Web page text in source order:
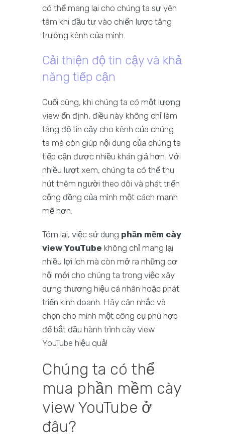
có thể mang lại cho chúng ta sự yên
tâm khi đầu tư vào chiến lược tăng
trưởng kênh của mình.
Cải thiện độ tin cậy và khả
năng tiếp cận
Cuối cùng, khi chúng ta có một lượng
view ổn định, điều này không chỉ làm
tăng độ tin cậy cho kênh của chúng
ta mà còn giúp nội dung của chúng ta
tiếp cận được nhiều khán giả hơn. Với
nhiều lượt xem, chúng ta có thể thu
hút thêm người theo dõi và phát triển
cộng đồng của mình một cách mạnh
mẽ hơn.
Tóm lại, việc sử dụng phần mềm cày
view YouTube không chỉ mang lại
nhiều lợi ích mà còn mở ra những cơ
hội mới cho chúng ta trong việc xây
dựng thương hiệu cá nhân hoặc phát
triển kinh doanh. Hãy cân nhắc và
chọn cho mình một công cụ phù hợp
để bắt đầu hành trình cày view
YouTube hiệu quả!
Chúng ta có thể
mua phần mềm cày
view YouTube ở
đâu?